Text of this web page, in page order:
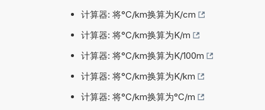
计算器: 将°C/km换算为K/cm
计算器: 将°C/km换算为K/m
计算器: 将°C/km换算为K/100m
计算器: 将°C/km换算为K/km
计算器: 将°C/km换算为°C/m